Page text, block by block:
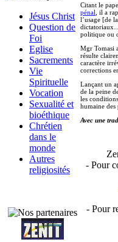
Jésus Christ
Question de
Foi
Eglise
Sacrements
Vie
Spirituelle
Vocation
Sexualité et
bioéthique
Chrétien
dans le
monde
Autres
religiosités
Citant le
pénal , il a
l’usage [de
politique ou
Mgr Tomasi
résulte
caractère
corrections
Lançant un
de la peine
les
humaine des
Avec une
- Pour
- Pour